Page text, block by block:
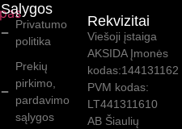
Sąlygos
Privatumo
politika
Prekių
pirkimo,
pardavimo
sąlygos
Rekvizitai
Viešoji įstaiga
AKSIDA Įmonės
kodas:144131162
PVM kodas:
LT441311610
AB Šiaulių